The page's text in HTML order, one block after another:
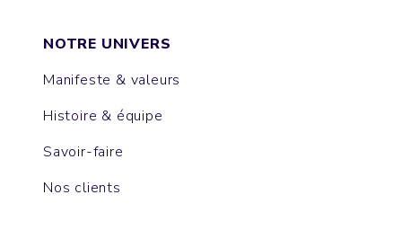
NOTRE UNIVERS
Manifeste & valeurs
Histoire & équipe
Savoir-faire
Nos clients